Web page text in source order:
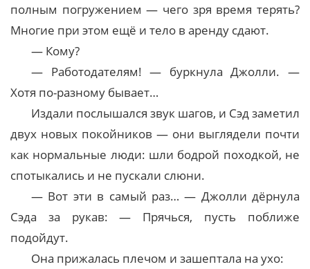
полным погружением — чего зря время терять?
Многие при этом ещё и тело в аренду сдают.
— Кому?
— Работодателям! — буркнула Джолли. —
Хотя по-разному бывает…
Издали послышался звук шагов, и Сэд заметил
двух новых покойников — они выглядели почти
как нормальные люди: шли бодрой походкой, не
спотыкались и не пускали слюни.
— Вот эти в самый раз… — Джолли дёрнула
Сэда за рукав: — Прячься, пусть поближе
подойдут.
Она прижалась плечом и зашептала на ухо: